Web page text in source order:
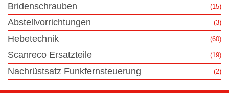
Bridenschrauben (15)
Abstellvorrichtungen (3)
Hebetechnik (60)
Scanreco Ersatzteile (19)
Nachrüstsatz Funkfernsteuerung (2)